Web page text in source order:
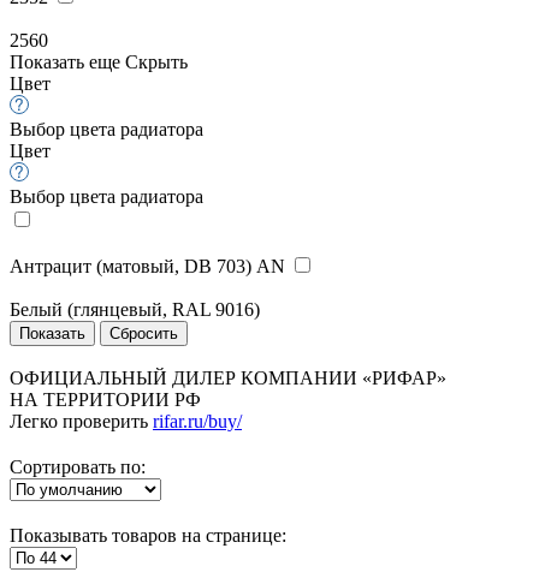
2560
Показать еще Скрыть
Цвет
Выбор цвета радиатора
Цвет
Выбор цвета радиатора
Антрацит (матовый, DB 703) AN
Белый (глянцевый, RAL 9016)
ОФИЦИАЛЬНЫЙ ДИЛЕР КОМПАНИИ «РИФАР»
НА ТЕРРИТОРИИ РФ
Легко проверить rifar.ru/buy/
Сортировать по:
Показывать товаров на странице: